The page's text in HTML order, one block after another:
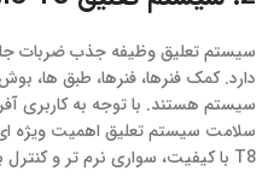
سیستم تعلیق وظیفه جذب ضربات
دارد. کمک فنرها، فنرها، طبق ها،
T8 با کیفیت، سواری نرم تر و کنترل بهتر خودرو را تضمین می کند.